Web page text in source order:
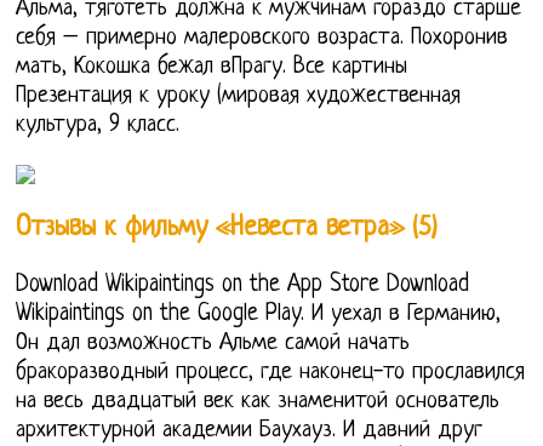
Альма, тяготеть должна к мужчинам гораздо старше
себя – примерно малеровского возраста. Похоронив
мать, Кокошка бежал вПрагу. Все картины
Презентация к уроку (мировая художественная
культура, 9 класс.
Отзывы к фильму «Невеста ветра» (5)
Download Wikipaintings on the App Store Download
Wikipaintings on the Google Play. И уехал в Германию,
Он дал возможность Альме самой начать
бракоразводный процесс, где наконец-то прославился
на весь двадцатый век как знаменитой основатель
архитектурной академии Баухауз. И давний друг